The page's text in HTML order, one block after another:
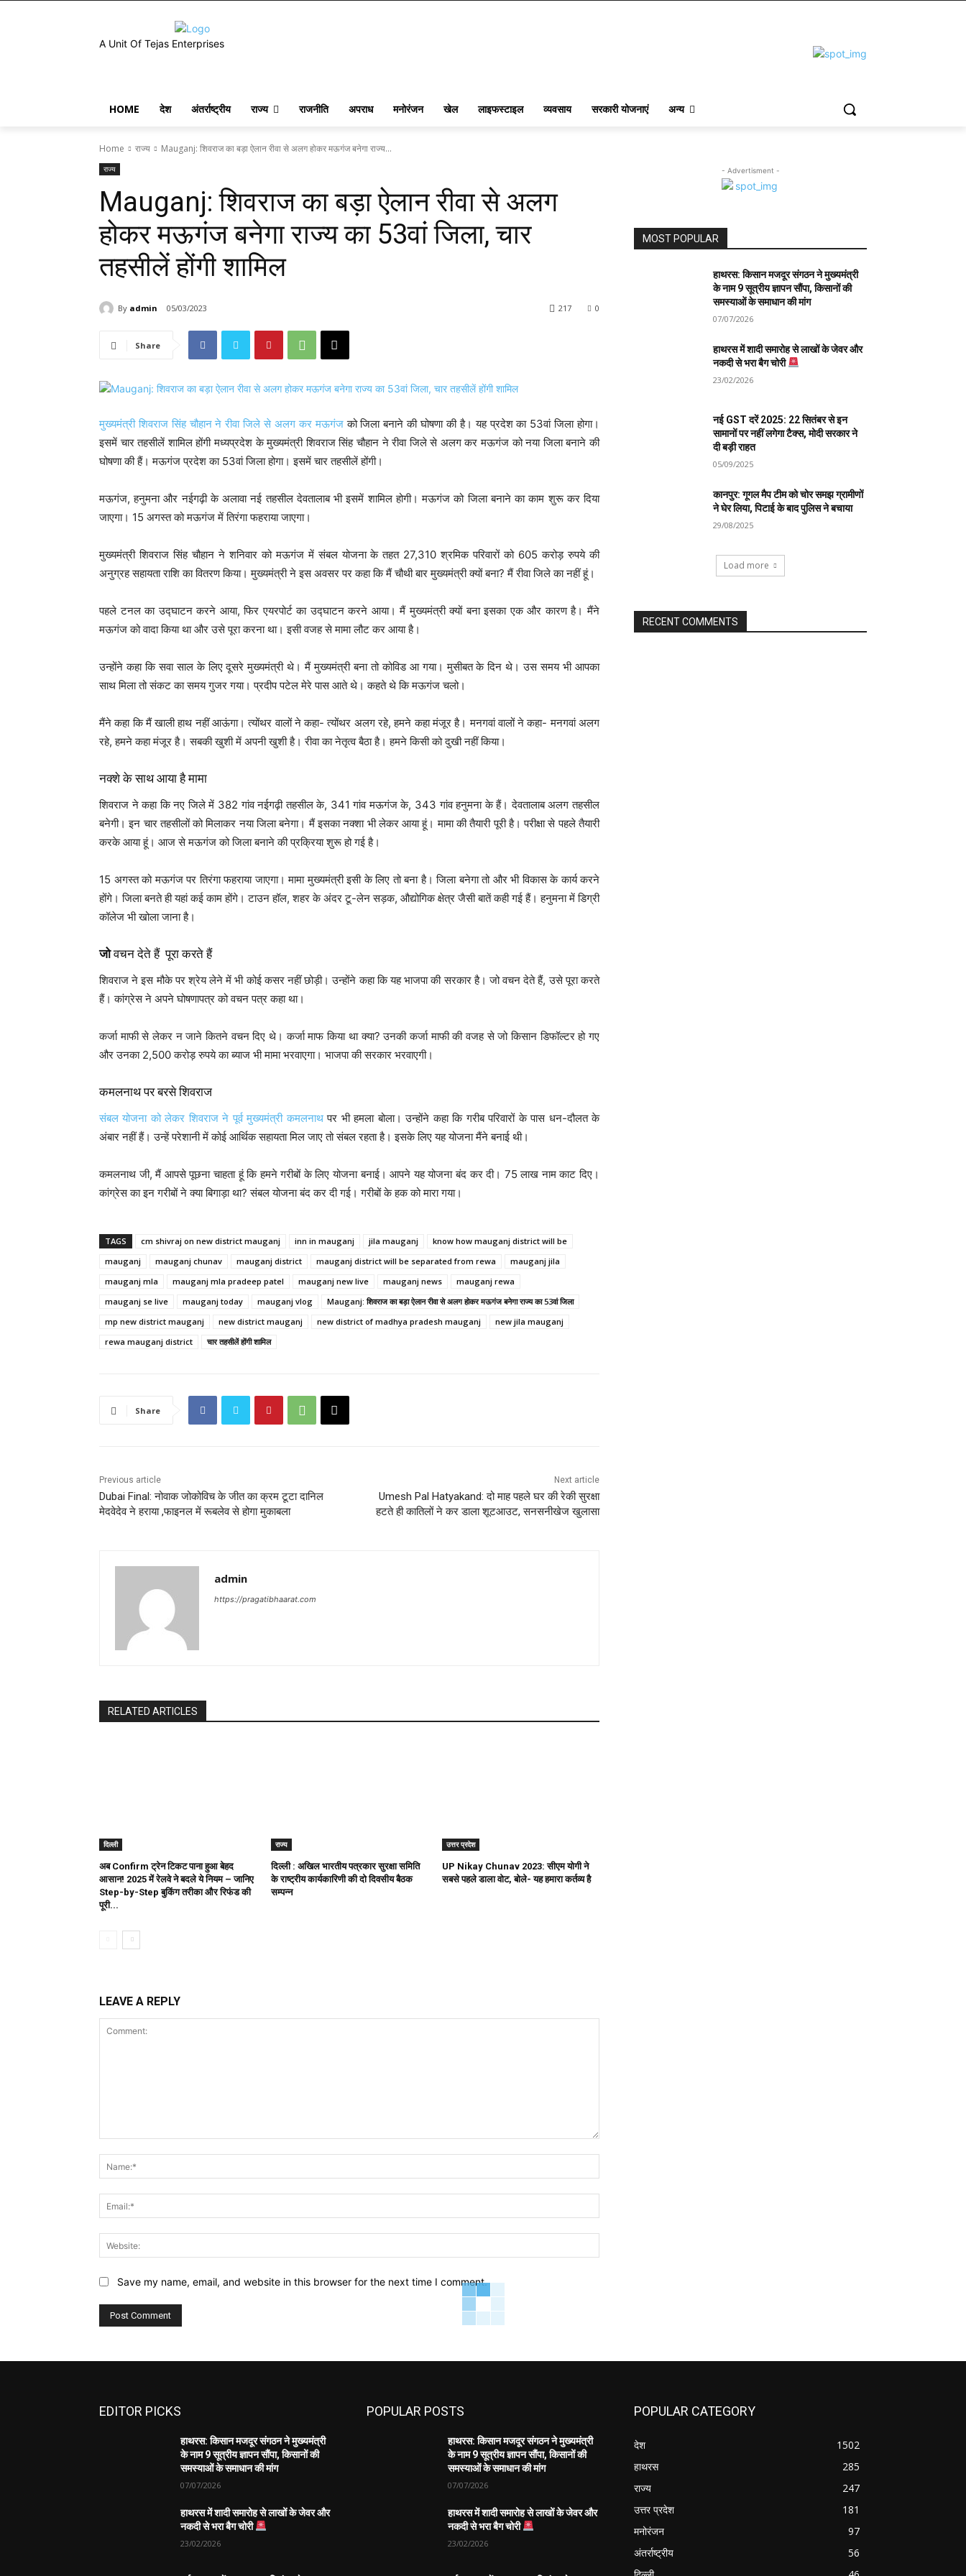
A Unit Of Tejas Enterprises
HOME देश अंतर्राष्ट्रीय राज्य राजनीति अपराध मनोरंजन खेल लाइफस्टाइल व्यवसाय सरकारी योजनाएं अन्य
Home राज्य Mauganj: शिवराज का बड़ा ऐलान रीवा से अलग होकर मऊगंज बनेगा राज्य...
राज्य
Mauganj: शिवराज का बड़ा ऐलान रीवा से अलग
होकर मऊगंज बनेगा राज्य का 53वां जिला, चार
तहसीलें होंगी शामिल
By admin 05/03/2023 0
217
Share
मुख्यमंत्री शिवराज सिंह चौहान ने रीवा जिले से अलग कर मऊगंजको जिला बनाने की घोषणा की है। यह प्रदेश का 53वां जिला होगा।
इसमें चार तहसीलें शामिल होंगी मध्यप्रदेश के मुख्यमंत्री शिवराज सिंह चौहान ने रीवा जिले से अलग कर मऊगंज को नया जिला बनाने की
घोषणा की हैं। मऊगंज प्रदेश का 53वां जिला होगा। इसमें चार तहसीलें होंगी।
मऊगंज, हनुमना और नईगढ़ी के अलावा नई तहसील देवतालाब भी इसमें शामिल होगी। मऊगंज को जिला बनाने का काम शुरू कर दिया
जाएगा। 15 अगस्त को मऊगंज में तिरंगा फहराया जाएगा।
मुख्यमंत्री शिवराज सिंह चौहान ने शनिवार को मऊगंज में संबल योजना के तहत 27,310 श्रमिक परिवारों को 605 करोड़ रुपये की
अनुग्रह सहायता राशि का वितरण किया। मुख्यमंत्री ने इस अवसर पर कहा कि मैं चौथी बार मुख्यमंत्री क्यों बना? मैं रीवा जिले का नहीं हूं।
पहले टनल का उद्घाटन करने आया, फिर एयरपोर्ट का उद्घाटन करने आया। मैं मुख्यमंत्री क्यों बना इसका एक और कारण है। मैंने
मऊगंज को वादा किया था और उसे पूरा करना था। इसी वजह से मामा लौट कर आया है।
उन्होंने कहा कि सवा साल के लिए दूसरे मुख्यमंत्री थे। मैं मुख्यमंत्री बना तो कोविड आ गया। मुसीबत के दिन थे। उस समय भी आपका
साथ मिला तो संकट का समय गुजर गया। प्रदीप पटेल मेरे पास आते थे। कहते थे कि मऊगंज चलो।
मैंने कहा कि मैं खाली हाथ नहीं आऊंगा। त्योंथर वालों ने कहा- त्योंथर अलग रहे, हमने कहा मंजूर है। मनगवां वालों ने कहा- मनगवां अलग
रहे, हमने कहा मंजूर है। सबकी खुशी में अपनी खुशी है। रीवा का नेतृत्व बैठा है। हमने किसी को दुखी नहीं किया।
नक्शे के साथ आया है मामा
शिवराज ने कहा कि नए जिले में 382 गांव नईगढ़ी तहसील के, 341 गांव मऊगंज के, 343 गांव हनुमना के हैं। देवतालाब अलग तहसील
बनेगी। इन चार तहसीलों को मिलाकर नया जिला बनेगा। मैं इसका नक्शा भी लेकर आया हूं। मामा की तैयारी पूरी है। परीक्षा से पहले तैयारी
करके आया हूं। आज से मऊगंज को जिला बनाने की प्रक्रिया शुरू हो गई है।
15 अगस्त को मऊगंज पर तिरंगा फहराया जाएगा। मामा मुख्यमंत्री इसी के लिए तो बना है। जिला बनेगा तो और भी विकास के कार्य करने
होंगे। जिला बनते ही यहां कई काम होंगे। टाउन हॉल, शहर के अंदर टू-लेन सड़क, औद्योगिक क्षेत्र जैसी बातें कही गई हैं। हनुमना में डिग्री
कॉलेज भी खोला जाना है।
जोवचन देते हैं पूरा करते हैं
शिवराज ने इस मौके पर श्रेय लेने में भी कोई कसर नहीं छोड़ी। उन्होंने कहा कि यह भाजपा की सरकार है। जो वचन देते हैं, उसे पूरा करते
हैं। कांग्रेस ने अपने घोषणापत्र को वचन पत्र कहा था।
कर्जा माफी से लेकर न जाने कितने वचन दिए थे। कर्जा माफ किया था क्या? उनकी कर्जा माफी की वजह से जो किसान डिफॉल्टर हो गए
और उनका 2,500 करोड़ रुपये का ब्याज भी मामा भरवाएगा। भाजपा की सरकार भरवाएगी।
कमलनाथ पर बरसे शिवराज
संबल योजना को लेकर शिवराज ने पूर्व मुख्यमंत्री कमलनाथपर भी हमला बोला। उन्होंने कहा कि गरीब परिवारों के पास धन-दौलत के
अंबार नहीं हैं। उन्हें परेशानी में कोई आर्थिक सहायता मिल जाए तो संबल रहता है। इसके लिए यह योजना मैंने बनाई थी।
कमलनाथ जी, मैं आपसे पूछना चाहता हूं कि हमने गरीबों के लिए योजना बनाई। आपने यह योजना बंद कर दी। 75 लाख नाम काट दिए।
कांग्रेस का इन गरीबों ने क्या बिगाड़ा था? संबल योजना बंद कर दी गई। गरीबों के हक को मारा गया।
TAGS cm shivraj on new district mauganj inn in mauganj jila mauganj
know how mauganj district will be
mauganj
mauganj chunav mauganj district mauganj district will be separated from rewa
mauganj jila
mauganj mla
mauganj mla pradeep patel mauganj new live mauganj news
mauganj rewa
mauganj se live
mauganj today mauganj vlog
Mauganj: शिवराज का बड़ा ऐलान रीवा से अलग होकर मऊगंज बनेगा राज्य का 53वां जिला
mp new district mauganj
new district mauganj new district of madhya pradesh mauganj
new jila mauganj
rewa mauganj district
चार तहसीलें होंगी शामिल
Share
Previous article
Dubai Final: नोवाक जोकोविच के जीत का क्रम टूटा दानिल
मेदवेदेव ने हराया ,फाइनल में रूबलेव से होगा मुकाबला
Next article
Umesh Pal Hatyakand: दो माह पहले घर की रेकी सुरक्षा
हटते ही कातिलों ने कर डाला शूटआउट, सनसनीखेज खुलासा
admin
https://pragatibhaarat.com
RELATED ARTICLES
दिल्ली
अब Confirm ट्रेन टिकट पाना हुआ बेहद
आसान! 2025 में रेलवे ने बदले ये नियम – जानिए
Step-by-Step बुकिंग तरीका और रिफंड की
पूरी...
राज्य
दिल्ली : अखिल भारतीय पत्रकार सुरक्षा समिति
के राष्ट्रीय कार्यकारिणी की दो दिवसीय बैठक
सम्पन्न
उत्तर प्रदेश
UP Nikay Chunav 2023: सीएम योगी ने
सबसे पहले डाला वोट, बोले- यह हमारा कर्तव्य है
LEAVE A REPLY
Save my name, email, and website in this browser for the next time I comment.
- Advertisment -
MOST POPULAR
हाथरस: किसान मजदूर संगठन ने मुख्यमंत्री
के नाम 9 सूत्रीय ज्ञापन सौंपा, किसानों की
समस्याओं के समाधान की मांग
07/07/2026
हाथरस में शादी समारोह से लाखों के जेवर और
नकदी से भरा बैग चोरी
23/02/2026
नई GST दरें 2025: 22 सितंबर से इन
सामानों पर नहीं लगेगा टैक्स, मोदी सरकार ने
दी बड़ी राहत
05/09/2025
कानपुर: गूगल मैप टीम को चोर समझ ग्रामीणों
ने घेर लिया, पिटाई के बाद पुलिस ने बचाया
29/08/2025
Load more
RECENT COMMENTS
EDITOR PICKS
हाथरस: किसान मजदूर संगठन ने मुख्यमंत्री
के नाम 9 सूत्रीय ज्ञापन सौंपा, किसानों की
समस्याओं के समाधान की मांग
07/07/2026
हाथरस में शादी समारोह से लाखों के जेवर और
नकदी से भरा बैग चोरी
23/02/2026
POPULAR POSTS
हाथरस: किसान मजदूर संगठन ने मुख्यमंत्री
के नाम 9 सूत्रीय ज्ञापन सौंपा, किसानों की
समस्याओं के समाधान की मांग
07/07/2026
हाथरस में शादी समारोह से लाखों के जेवर और
नकदी से भरा बैग चोरी
23/02/2026
POPULAR CATEGORY
देश
1502
हाथरस
285
राज्य
247
उत्तर प्रदेश
181
मनोरंजन
97
अंतर्राष्ट्रीय
56